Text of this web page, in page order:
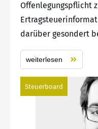
Offenlegungspflicht
darüber gesondert
weiterlesen
Steuerboard